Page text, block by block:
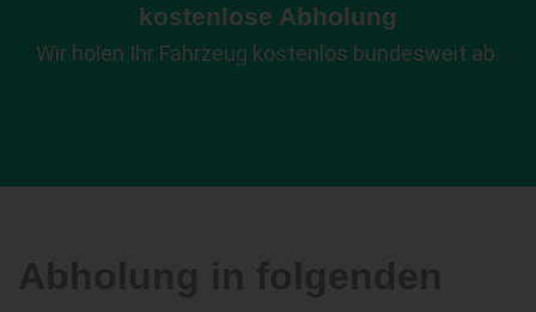
kostenlose Abholung
Wir holen Ihr Fahrzeug kostenlos bundesweit ab.